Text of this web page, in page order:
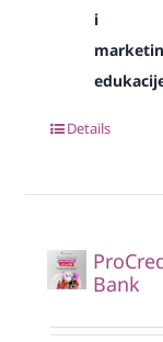
i
Details
Bank